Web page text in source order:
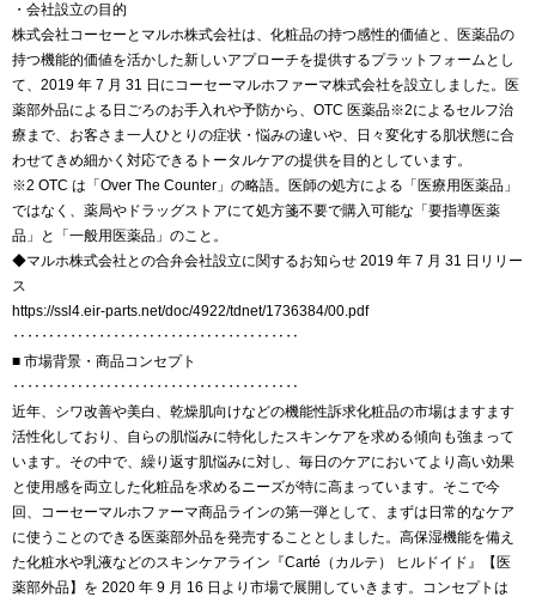
・会社設立の目的
株式会社コーセーとマルホ株式会社は、化粧品の持つ感性的価値と、医薬品の
持つ機能的価値を活かした新しいアプローチを提供するプラットフォームとし
て、2019 年 7 月 31 日にコーセーマルホファーマ株式会社を設立しました。医
薬部外品による日ごろのお手入れや予防から、OTC 医薬品※2によるセルフ治
療まで、お客さま一人ひとりの症状・悩みの違いや、日々変化する肌状態に合
わせてきめ細かく対応できるトータルケアの提供を目的としています。
※2 OTC は「Over The Counter」の略語。医師の処方による「医療用医薬品」
ではなく、薬局やドラッグストアにて処方箋不要で購入可能な「要指導医薬
品」と「一般用医薬品」のこと。
◆マルホ株式会社との合弁会社設立に関するお知らせ 2019 年 7 月 31 日リリー
ス
https://ssl4.eir-parts.net/doc/4922/tdnet/1736384/00.pdf
‥‥‥‥‥‥‥‥‥‥‥‥‥‥‥‥‥‥‥‥
■ 市場背景・商品コンセプト
‥‥‥‥‥‥‥‥‥‥‥‥‥‥‥‥‥‥‥‥
近年、シワ改善や美白、乾燥肌向けなどの機能性訴求化粧品の市場はますます
活性化しており、自らの肌悩みに特化したスキンケアを求める傾向も強まって
います。その中で、繰り返す肌悩みに対し、毎日のケアにおいてより高い効果
と使用感を両立した化粧品を求めるニーズが特に高まっています。そこで今
回、コーセーマルホファーマ商品ラインの第一弾として、まずは日常的なケア
に使うことのできる医薬部外品を発売することとしました。高保湿機能を備え
た化粧水や乳液などのスキンケアライン『Carté（カルテ） ヒルドイド』【医
薬部外品】を 2020 年 9 月 16 日より市場で展開していきます。コンセプトは